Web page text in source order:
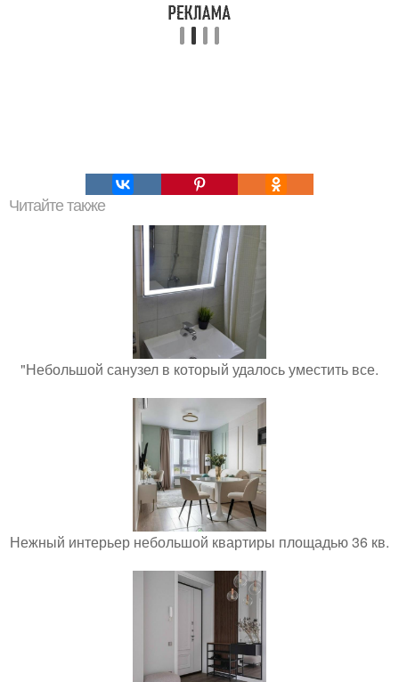
Читайте также
"Небольшой санузел в который удалось уместить все.
Нежный интерьер небольшой квартиры площадью 36 кв.